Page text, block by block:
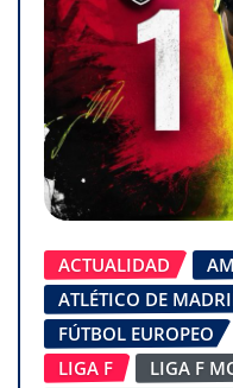
ACTUALIDAD
ATLÉTICO DE
FÚTBOL EUROPEO
LIGA F
LIGA F